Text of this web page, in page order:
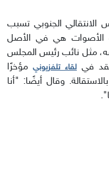
الانتقالي الجنوبي تسبب
الأصوات هي في الأصل
مثل نائب رئيس المجلس
في لقاء تلفزيوني مؤخرًا
وقال أيضًا: "أنا